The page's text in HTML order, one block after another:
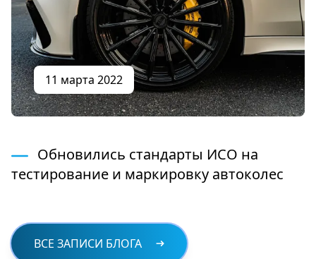
11 марта 2022
Обновились стандарты ИСО на
тестирование и маркировку автоколес
ВСЕ ЗАПИСИ БЛОГА